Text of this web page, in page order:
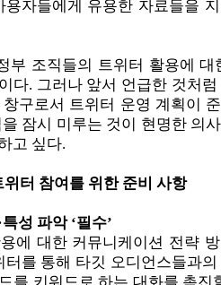
자들에게 유용한 자료들을
부 조직들의 트위터 활용에 대
다. 그러나 앞서 언급한 것처
구로서 트위터 운영 계획이
잠시 미루는 것이 현명한 의
고 싶다.
위터 참여를 위한 준비 사항
특성 파악‘필수’
에 대한 커뮤니케이션 전략
터를 통해 타깃 오디언스들과